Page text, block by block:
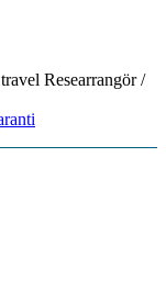
Researrangör /